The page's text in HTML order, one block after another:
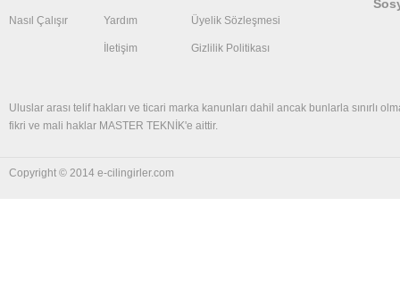
Nasıl Çalışır Yardım
İletişim
Üyelik Sözleşmesi
Gizlilik Politikası
Uluslar arası telif hakları ve ticari marka kanunları dahil ancak bunlarla sınırlı
fikri ve mali haklar MASTER TEKNİK'e aittir.
Copyright © 2014 e-cilingirler.com